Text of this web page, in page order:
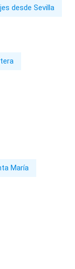
desde Sevilla
María